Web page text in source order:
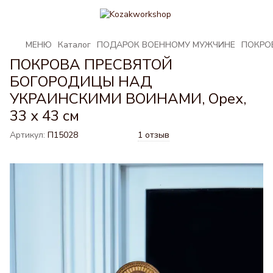
МЕНЮ Каталог ПОДАРОК ВОЕННОМУ МУЖЧИНЕ
ПОКРОВА ПРЕСВЯТОЙ
БОГОРОДИЦЫ НАД
УКРАИНСКИМИ ВОИНАМИ, Орех,
33 x 43 см
Артикул: П15028 1 отзыв